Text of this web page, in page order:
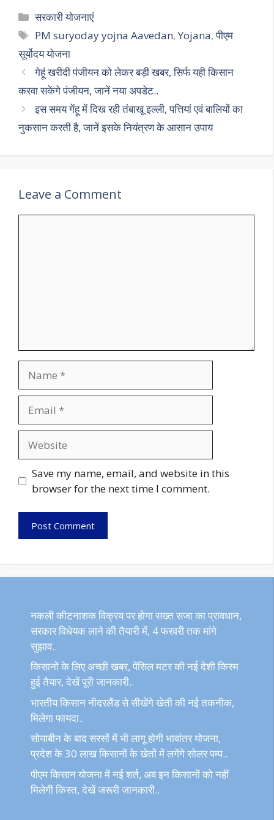
at
s
A
p
p
e
gr
a
m
e
b
o
k
er l e
Categories
सरकारी योजनाएं
Tags
PM suryoday yojna Aavedan,Yojana,पीएम
सूर्योदय योजना
गेहूं खरीदी पंजीयन को लेकर बड़ी खबर, सिर्फ यही किसान
करवा सकेंगे पंजीयन, जानें नया अपडेट..
इस समय गेंहू में दिख रही तंबाखू इल्ली, पत्तियां एवं बालियों का
नुकसान करती है, जानें इसके नियंत्रण के आसान उपाय
Leave a Comment
Save my name, email, and website in this
browser for the next time I comment.
नकली कीटनाशक विक्रय पर होगा सख्त सजा का प्रावधान,
सरकार विधेयक लाने की तैयारी में, 4 फरवरी तक मांगे
सुझाव..
किसानों के लिए अच्छी खबर, पेंसिल मटर की नई देशी किस्म
हुई तैयार, देखें पूरी जानकारी..
भारतीय किसान नीदरलैंड से सीखेंगे खेती की नई तकनीक,
मिलेगा फायदा..
सोयाबीन के बाद सरसों में भी लागू होगी भावांतर योजना,
प्रदेश के 30 लाख किसानों के खेतों में लगेंगे सोलर पम्प..
पीएम किसान योजना में नई शर्त, अब इन किसानों को नहीं
मिलेगी किस्त, देखें जरूरी जानकारी..